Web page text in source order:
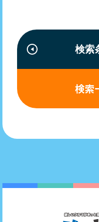
検索
検索